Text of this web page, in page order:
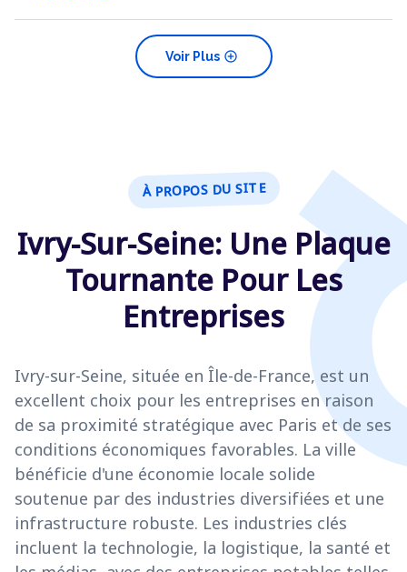
add_circle
Voir Plus
À PROPOS DU SITE
Ivry-Sur-Seine: Une Plaque
Tournante Pour Les
Entreprises
Ivry-sur-Seine, située en Île-de-France, est un
excellent choix pour les entreprises en raison
de sa proximité stratégique avec Paris et de ses
conditions économiques favorables. La ville
bénéficie d'une économie locale solide
soutenue par des industries diversifiées et une
infrastructure robuste. Les industries clés
incluent la technologie, la logistique, la santé et